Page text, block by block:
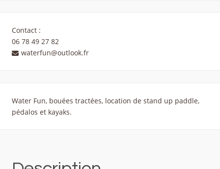
Contact :
06 78 49 27 82
waterfun@outlook.fr
Water Fun, bouées tractées, location de stand up paddle,
pédalos et kayaks.